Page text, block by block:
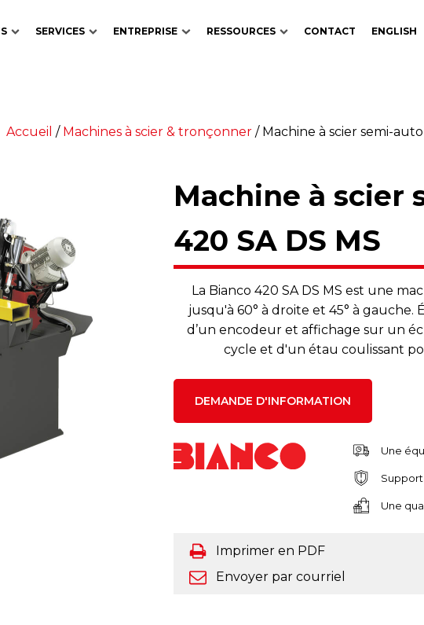
SERVICES ENTREPRISE RESSOURCES CONTACT ENGLISH
Accueil / Machines à scier & tronçonner/ Machine à scier semi-
Machine à scier
420 SA DS MS
La Bianco 420 SA DS MS est une
jusqu'à 60° à droite et 45° à
d’un encodeur et affichage sur un
cycle et d'un étau coulissant
DEMANDE D'INFORMATION
Une
Une
Imprimer en PDF
Envoyer par courriel